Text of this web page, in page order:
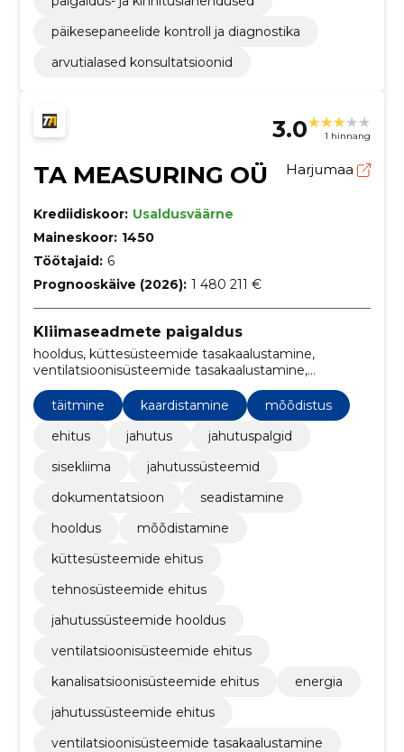
päikesepaneelide kontroll ja diagnostika
arvutialased konsultatsioonid
3.0 1 hinnang
TA MEASURING OÜ Harjumaa
Krediidiskoor: Usaldusväärne
Maineskoor: 1450
Töötajaid: 6
Prognooskäive (2026): 1 480 211 €
Kliimaseadmete paigaldus
hooldus, küttesüsteemide tasakaalustamine,
ventilatsioonisüsteemide tasakaalustamine,
kanalisatsioonisüsteemide ehitus,
ventilatsioonisüsteemide ehitus, jahutussüsteemide
hooldus, tehnosüsteemide ehitus, küttesüsteemide
täitmine kaardistamine
mõõdistus
ehitus
jahutus
jahutuspalgid
sisekliima
jahutussüsteemid
dokumentatsioon
seadistamine
hooldus
mõõdistamine
küttesüsteemide ehitus
tehnosüsteemide ehitus
jahutussüsteemide hooldus
ventilatsioonisüsteemide ehitus
kanalisatsioonisüsteemide ehitus
energia
jahutussüsteemide ehitus
ventilatsioonisüsteemide tasakaalustamine